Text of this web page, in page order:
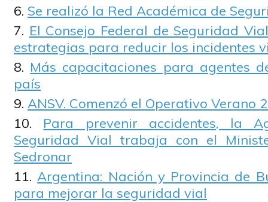
Se realizó la Red Académica de
El Consejo Federal de Seguridad
estrategias para reducir los incidentes
Más capacitaciones para agentes
país
ANSV. Comenzó el Operativo Verano
Para prevenir accidentes, la
Seguridad Vial trabaja con el
Sedronar
Argentina: Nación y Provincia de
para mejorar la seguridad vial